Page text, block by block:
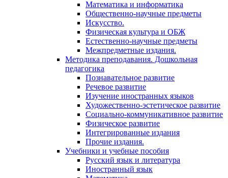
Математика и информатика
Общественно-научные предметы
Искусство.
Физическая культура и ОБЖ
Естественно-научные предметы
Межпредметные издания.
Методика преподавания. Дошкольная
педагогика
Познавательное развитие
Речевое развитие
Изучение иностранных языков
Художественно-эстетическое развитие
Социально-коммуникативное развитие
Физическое развитие
Интегрированные издания
Прочие издания.
Учебники и учебные пособия
Русский язык и литература
Иностранный язык